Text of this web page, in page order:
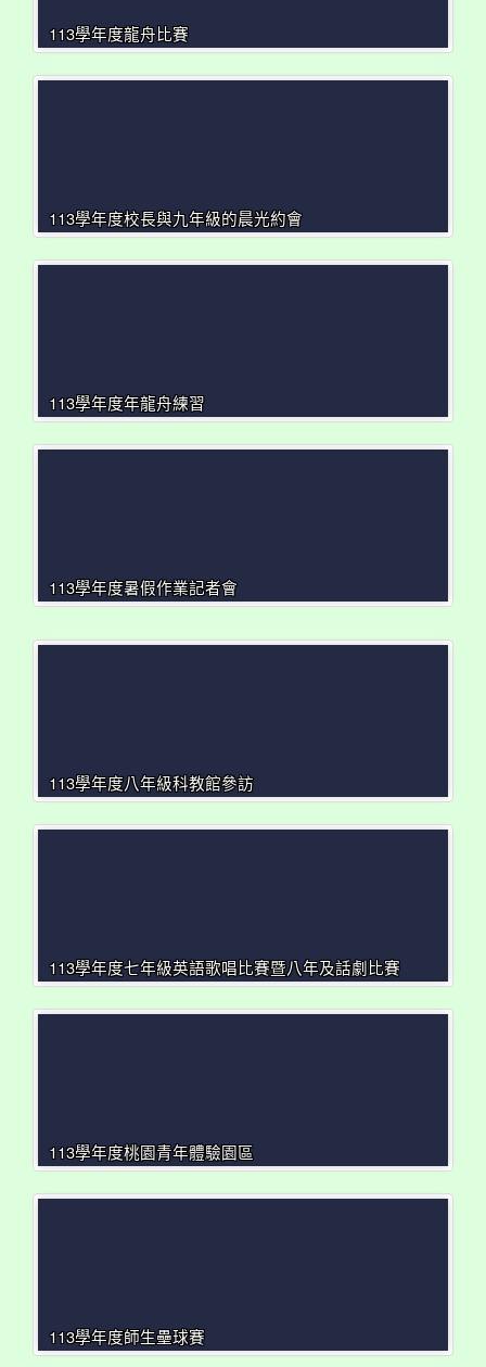
113學年度龍舟比賽
113學年度校長與九年級的晨光約會
113學年度年龍舟練習
113學年度暑假作業記者會
113學年度八年級科教館參訪
113學年度七年級英語歌唱比賽暨八年及話劇比賽
113學年度桃園青年體驗園區
113學年度師生壘球賽